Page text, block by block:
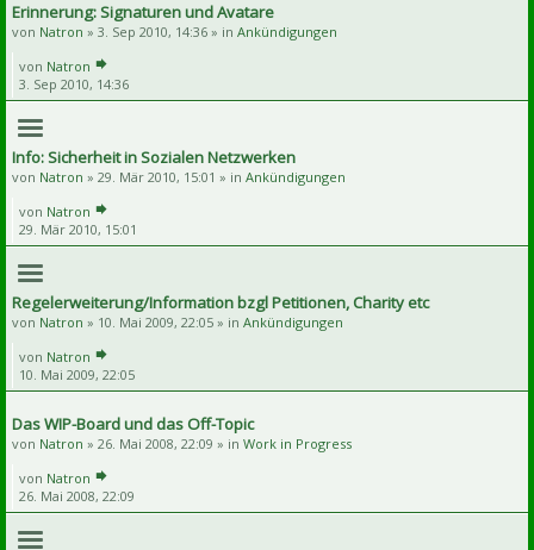
Erinnerung: Signaturen und Avatare
von Natron » 3. Sep 2010, 14:36 » in Ankündigungen
von Natron
3. Sep 2010, 14:36
Info: Sicherheit in Sozialen Netzwerken
von Natron » 29. Mär 2010, 15:01 » in Ankündigungen
von Natron
29. Mär 2010, 15:01
Regelerweiterung/Information bzgl Petitionen, Charity etc
von Natron » 10. Mai 2009, 22:05 » in Ankündigungen
von Natron
10. Mai 2009, 22:05
Das WIP-Board und das Off-Topic
von Natron » 26. Mai 2008, 22:09 » in Work in Progress
von Natron
26. Mai 2008, 22:09